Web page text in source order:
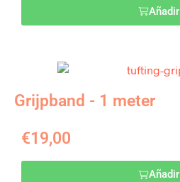
Añadir
Grijpband - 1 meter
€19,00
Añadir